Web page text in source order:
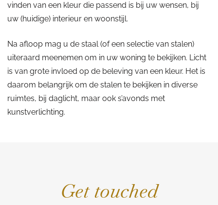
vinden van een kleur die passend is bij uw wensen, bij
uw (huidige) interieur en woonstijl.
Na afloop mag u de staal (of een selectie van stalen)
uiteraard meenemen om in uw woning te bekijken. Licht
is van grote invloed op de beleving van een kleur. Het is
daarom belangrijk om de stalen te bekijken in diverse
ruimtes, bij daglicht, maar ook s’avonds met
kunstverlichting.
Get touched